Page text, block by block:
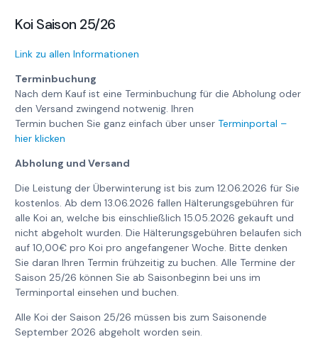
Koi Saison 25/26
Link zu allen Informationen
Terminbuchung
Nach dem Kauf ist eine Terminbuchung für die Abholung oder
den Versand zwingend notwenig. Ihren
Termin buchen Sie ganz einfach über unserTerminportal –
hier klicken
Abholung und Versand
Die Leistung der Überwinterung ist bis zum 12.06.2026 für Sie
kostenlos. Ab dem 13.06.2026 fallen Hälterungsgebühren für
alle Koi an, welche bis einschließlich 15.05.2026 gekauft und
nicht abgeholt wurden. Die Hälterungsgebühren belaufen sich
auf 10,00€ pro Koi pro angefangener Woche. Bitte denken
Sie daran Ihren Termin frühzeitig zu buchen. Alle Termine der
Saison 25/26 können Sie ab Saisonbeginn bei uns im
Terminportal einsehen und buchen.
Alle Koi der Saison 25/26 müssen bis zum Saisonende
September 2026 abgeholt worden sein.